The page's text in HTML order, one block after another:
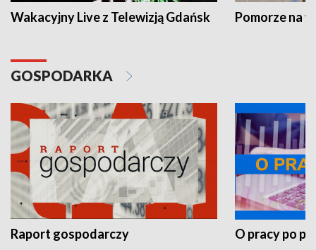
Wakacyjny Live z Telewizją Gdańsk Pomorze na
GOSPODARKA
Raport gospodarczy O pracy po